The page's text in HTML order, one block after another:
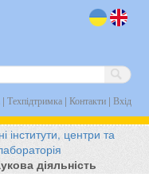
| Техпідтримка| Контакти| Вхід
інститути, центри та
діяльність